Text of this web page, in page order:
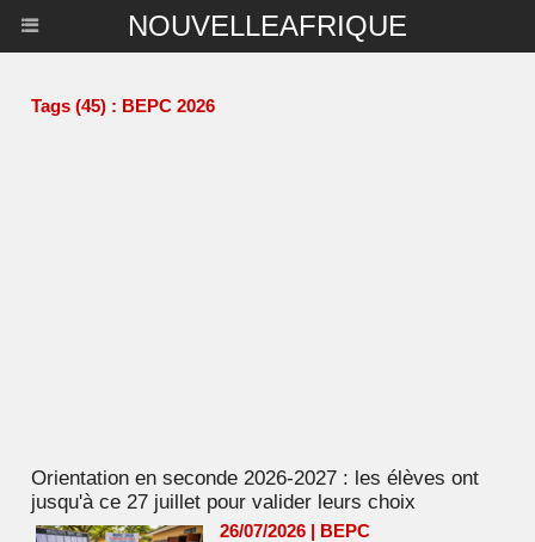
NOUVELLEAFRIQUE
Tags (45) : BEPC 2026
Orientation en seconde 2026-2027 : les élèves ont
jusqu'à ce 27 juillet pour valider leurs choix
26/07/2026 | BEPC